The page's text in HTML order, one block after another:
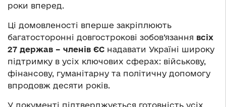
роки вперед.
Ці домовленості вперше закріплюють
багатосторонні довгострокові зобов’язання всіх
27 держав – членів ЄС надавати Україні широку
підтримку в усіх ключових сферах: військову,
фінансову, гуманітарну та політичну допомогу
впродовж десяти років.
У документі підтверджується готовність усіх